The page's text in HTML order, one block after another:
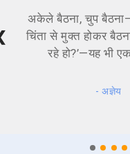
अकेले बैठना, चुप
चिंता से मुक्त होकर
रहे हो?’—यह भी
- अज्ञेय